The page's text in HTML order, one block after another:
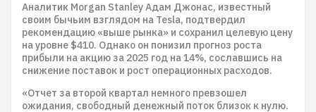
Аналитик Morgan Stanley Адам Джонас, известный
своим бычьим взглядом на Tesla, подтвердил
рекомендацию «выше рынка» и сохранил целевую цену
на уровне $410. Однако он понизил прогноз роста
прибыли на акцию за 2025 год на 14%, сославшись на
снижение поставок и рост операционных расходов.
«Отчет за второй квартал немного превзошел
ожидания, свободный денежный поток близок к нулю.